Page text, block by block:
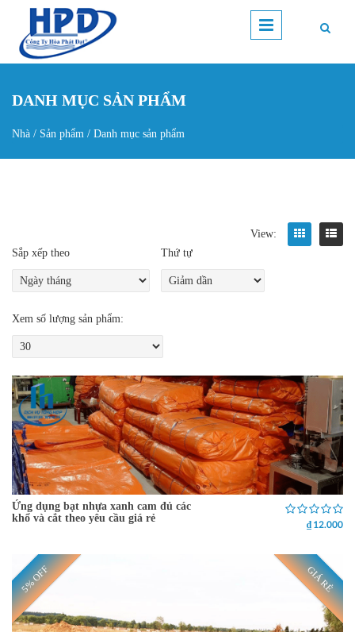
Nhảy đến nội dung
DANH MỤC SẢN PHẨM
Nhà / Sản phẩm / Danh mục sản phẩm
View:
Sắp xếp theo
Thứ tự
Xem số lượng sản phẩm:
Ứng dụng bạt nhựa xanh cam đủ các
khổ và cắt theo yêu cầu giá rẻ
₫ 12.000
5% OFF GIÁ RẺ